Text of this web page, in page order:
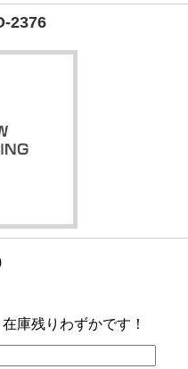
2376
庫残りわずかです！